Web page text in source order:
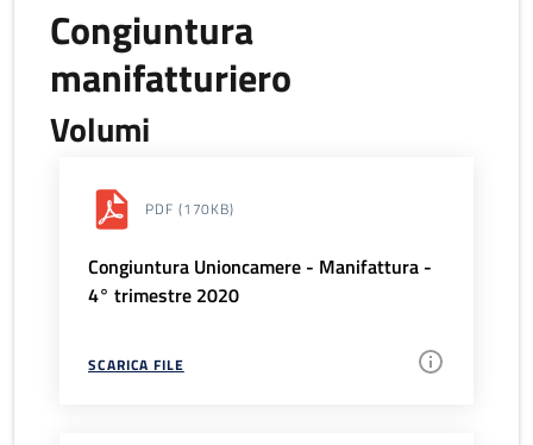
Congiuntura
manifatturiero
Volumi
PDF (170KB)
Congiuntura Unioncamere - Manifattura -
4° trimestre 2020
SCARICA FILE